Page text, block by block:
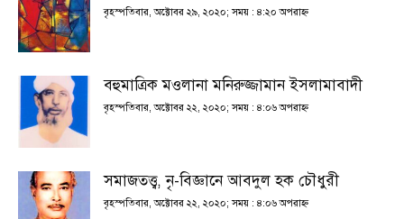
বৃহস্পতিবার, অক্টোবর ২৯, ২০২০; সময় : ৪:২০ অপরাহ্ণ
বহুমাত্রিক মওলানা মনিরুজ্জামান ইসলামাবাদী
বৃহস্পতিবার, অক্টোবর ২২, ২০২০; সময় : ৪:০৬ অপরাহ্ণ
সমাজতত্ত্ব, নৃ-বিজ্ঞানে আবদুল হক চৌধুরী
বৃহস্পতিবার, অক্টোবর ২২, ২০২০; সময় : ৪:০৬ অপরাহ্ণ